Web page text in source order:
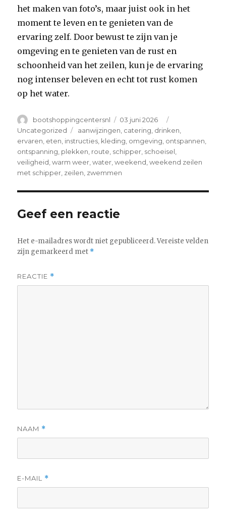
het maken van foto’s, maar juist ook in het
moment te leven en te genieten van de
ervaring zelf. Door bewust te zijn van je
omgeving en te genieten van de rust en
schoonheid van het zeilen, kun je de ervaring
nog intenser beleven en echt tot rust komen
op het water.
Author
bootshoppingcentersnl
Posted
on
03 juni 2026
Uncategorized
Tags
aanwijzingen catering drinken
ervaren eten instructies kleding omgeving ontspannen
ontspanning plekken route schipper schoeisel
veiligheid ,warm weer ,water ,weekend ,weekend zeilen
met schipper zeilen zwemmen
Geef een reactie
Het e-mailadres wordt niet gepubliceerd. Vereiste velden
zijn gemarkeerd met *
REACTIE *
NAAM *
E-MAIL *